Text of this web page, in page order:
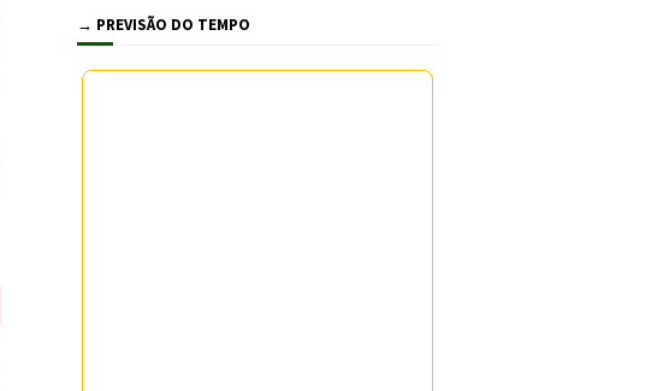
→ PREVISÃO DO TEMPO